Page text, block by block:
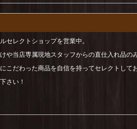
セレクトショップを営業中。
や当店専属現地スタッフからの直仕入れ品の
こだわった商品を自信を持ってセレクトして
さい！